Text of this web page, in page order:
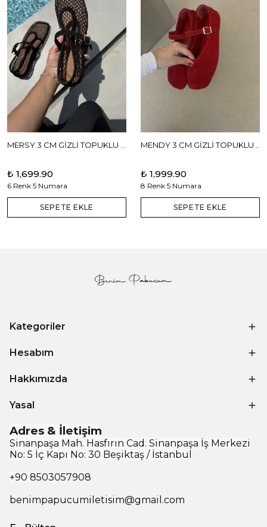
₺ 1,699.90
6 Renk 5 Numara
SEPETE EKLE
₺ 1,999.90
8 Renk 5 Numara
SEPETE EKLE
Kategoriler
Hesabım
Hakkımızda
Yasal
Adres & İletişim
Sinanpaşa Mah. Hasfırın Cad. Sinanpaşa İş Merkezi
No: 5 İç Kapı No: 30 Beşiktaş / İstanbul
+90 8503057908
benimpapucumiletisim@gmail.com